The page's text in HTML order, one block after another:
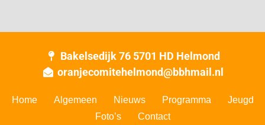
Bakelsedijk 76 5701 HD Helmond
oranjecomitehelmond@bbhmail.nl
Home Algemeen Nieuws Programma
Jeugd
Foto’s
Contact